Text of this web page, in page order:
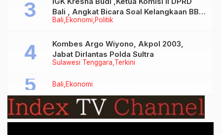
Bali Ekonomi Politik
Bali , Angkat Bicara Soal Kelangkaan BBM
Bersubsidi Jenis Solar
Sulawesi Tenggara Terkini
Kombes Argo Wiyono, Akpol 2003,
Jabat Dirlantas Polda Sultra
Bali Ekonomi